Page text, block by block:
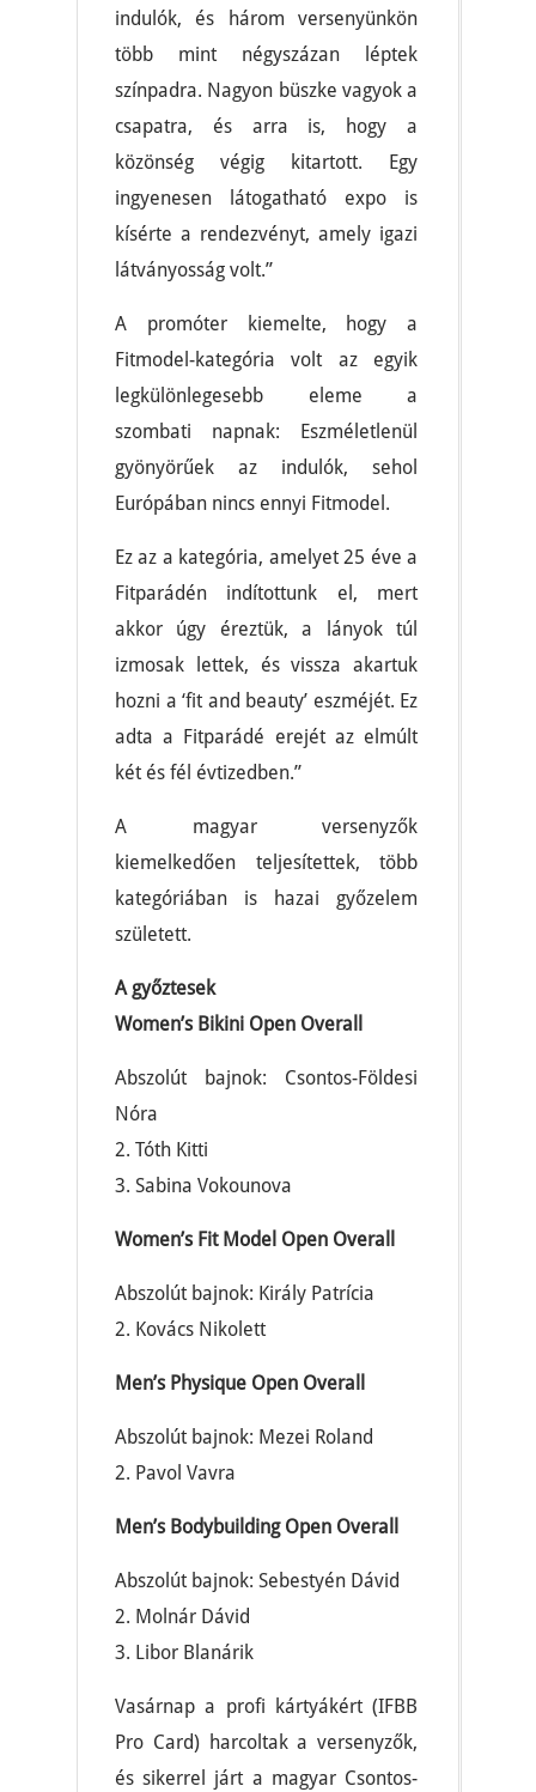
indulók, és három versenyünkön
több mint négyszázan léptek
színpadra. Nagyon büszke vagyok a
csapatra, és arra is, hogy a
közönség végig kitartott. Egy
ingyenesen látogatható expo is
kísérte a rendezvényt, amely igazi
látványosság volt.”
A promóter kiemelte, hogy a
Fitmodel-kategória volt az egyik
legkülönlegesebb eleme a
szombati napnak: Eszméletlenül
gyönyörűek az indulók, sehol
Európában nincs ennyi Fitmodel.
Ez az a kategória, amelyet 25 éve a
Fitparádén indítottunk el, mert
akkor úgy éreztük, a lányok túl
izmosak lettek, és vissza akartuk
hozni a ‘fit and beauty’ eszméjét. Ez
adta a Fitparádé erejét az elmúlt
két és fél évtizedben.”
A magyar versenyzők
kiemelkedően teljesítettek, több
kategóriában is hazai győzelem
született.
A győztesek
Women’s Bikini Open Overall
Abszolút bajnok: Csontos-Földesi
Nóra
2. Tóth Kitti
3. Sabina Vokounova
Women’s Fit Model Open Overall
Abszolút bajnok: Király Patrícia
2. Kovács Nikolett
Men’s Physique Open Overall
Abszolút bajnok: Mezei Roland
2. Pavol Vavra
Men’s Bodybuilding Open Overall
Abszolút bajnok: Sebestyén Dávid
2. Molnár Dávid
3. Libor Blanárik
Vasárnap a profi kártyákért (IFBB
Pro Card) harcoltak a versenyzők,
és sikerrel járt a magyar Csontos-